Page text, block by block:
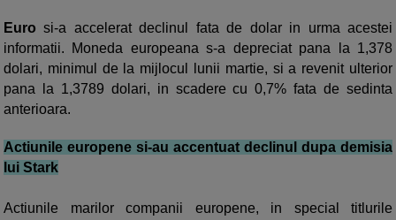
Euro si-a accelerat declinul fata de dolar in urma acestei
informatii. Moneda europeana s-a depreciat pana la 1,378
dolari, minimul de la mijlocul lunii martie, si a revenit ulterior
pana la 1,3789 dolari, in scadere cu 0,7% fata de sedinta
anterioara.
Actiunile europene si-au accentuat declinul dupa demisia
lui Stark
Actiunile marilor companii europene, in special titlurile